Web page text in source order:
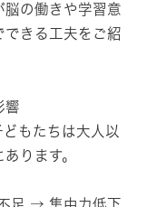
脳の働きや学習意
きる工夫をご紹
響
もたちは大人以
ります。
足 → 集中力低下